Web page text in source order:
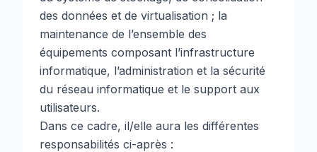
des données et de virtualisation ; la
maintenance de l’ensemble des
équipements composant l’infrastructure
informatique, l’administration et la sécurité
du réseau informatique et le support aux
utilisateurs.
Dans ce cadre, il/elle aura les différentes
responsabilités ci-après :